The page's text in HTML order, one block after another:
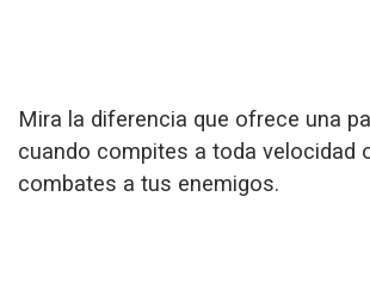
Mira la diferencia que ofrece una
cuando compites a toda velocidad
combates a tus enemigos.